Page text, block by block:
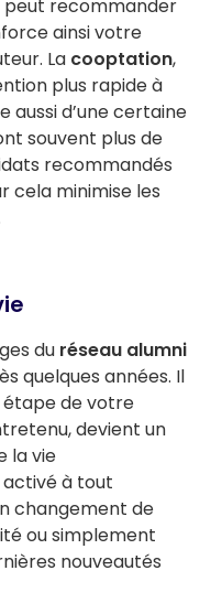
peut recommander
ainsi votre
La cooptation,
plus rapide à
d’une certaine
souvent plus de
recommandés
cela minimise les
du réseau alumni
quelques années. Il
étape de votre
devient un
la vie
à tout
changement de
ou simplement
nouveautés